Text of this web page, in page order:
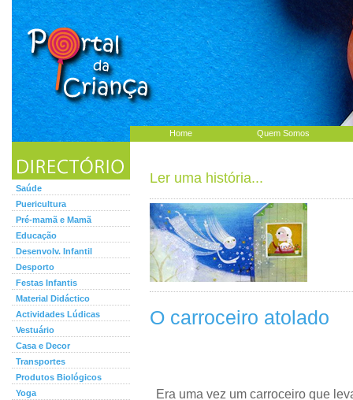
Home Quem Somos
Saúde
Puericultura
Pré-mamã e Mamã
Educação
Desenvolv. Infantil
Desporto
Festas Infantis
Material Didáctico
Actividades Lúdicas
Vestuário
Casa e Decor
Transportes
Produtos Biológicos
Yoga
Ler uma história...
O carroceiro atolado
Era uma vez um carroceiro que